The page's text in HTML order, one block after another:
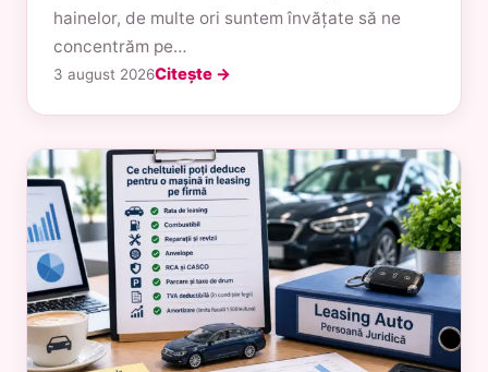
hainelor, de multe ori suntem învățate să ne
concentrăm pe…
3 august 2026Citește →